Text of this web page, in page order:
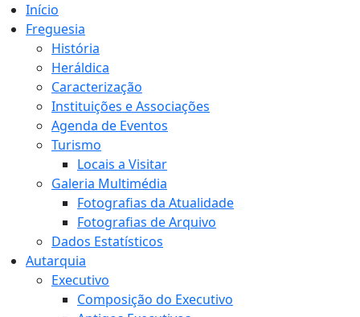
Início
Freguesia
História
Heráldica
Caracterização
Instituições e Associações
Agenda de Eventos
Turismo
Locais a Visitar
Galeria Multimédia
Fotografias da Atualidade
Fotografias de Arquivo
Dados Estatísticos
Autarquia
Executivo
Composição do Executivo